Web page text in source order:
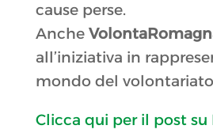
cause perse.
Anche
all’iniziativa in
mondo del
Clicca qui per il post su